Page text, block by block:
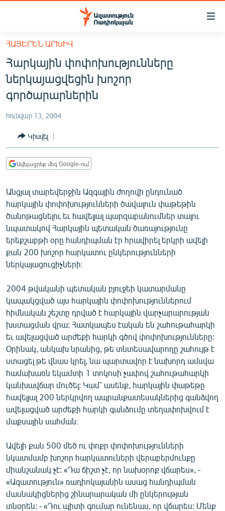
Մատչելիության
հիմնական
բովանդակությանը
Անցնել
հիմնական
մենյուին
ՀԱՅԱՍՏԱՆ
ՔԱՂԱՔԱԿԱՆ
ՀԱՍԱՐԱԿՈՒԹՅՈՒՆ
ՏՆՏԵՍՈՒԹՅՈՒՆ
ՊԱՏԵՐԱԶՄԻ 6 ՇԱԲԱԹՆԵՐԸ
ՏԱՐԱԾԱՇՐՋԱՆ
ՄԻՋԱԶԳԱՅԻՆ
ՄՇԱԿՈՒՅԹ
ՍՊՈՐՏ
ՄԵԿՆԱԲԱՆՈՒԹՅՈՒՆ
ՏՏ ԵՒ ԻՆՏԵՐՆԵՏ
ԿՈՐՈՆԱՎԻՐՈՒՍ
ԱՐԽԻՎ
ՏԵՍԱՆՅՈՒԹԵՐ
ԲԱՆԱՎԵՃ
ՁԳՏԵԼՈՎ ԼԱՎԱԳՈՒՅՆԻՆ
ՓՈԴՔԱՍԹ
Հայերեն
English
Русский
ՀԵՏԵՎԵՔ ՄԵԶ
ՀԱՅԵՐԵՆ ԱՐԽԻՎ
Հարկային փոփոխությունները
ներկայացվեցին խոշոր
գործարարներին
հունվար 13, 2004
Կիսվել
Ավելացրեք մեզ Google-ում
Անցյալ տարեվերջին Ազգային ժողովի ընդունած
հարկային փոփոխությունների ծավալուն փաթեթին
ծանոթացնելու եւ հավելյալ պարզաբանումներ տալու
նպատակով Հարկային պետական ծառայությունը
երեքշաբթի օրը հանդիպման էր հրավիրել երկրի ավելի
քան 200 խոշոր հարկատու ընկերությունների
ներկայացուցիչների։
2004 թվականի պետական բյուջեի կատարմանը
կապակցված այս հարկային փոփոխություններում
հիմնական շեշտը դրված է հարկային վարչարարության
խստացման վրա: Հատկապես էական են շահութահարկի
եւ ավելացված արժեքի հարկի գծով փոփոխությունները:
Օրինակ, անկախ նրանից, թե տնտեսավարողը շահույթ է
ստացել թե վնաս կրել, նա պարտավոր է նախորդ ամսվա
համախառն եկամտի 1 տոկոսի չափով շահութահարկի
կանխավճար մուծել: Կամ՝ ասենք, հարկային փաթեթը
հավելյալ 200 ներկրվող ապրանքատեսակներից գանձվող
ավելացված արժեքի հարկի գանձումը տեղափոխվում է
մաքսային սահման։
Ավելի քան 500 մեծ ու փոքր փոփոխությունների
նկատմամբ խոշոր հարկատուների վերաբերմունքը
միանշանակ չէ: «Դա ճիշտ չէ, որ նախօրոք վճարես», -
«Ազատություն» ռադիոկայանին ասաց հանդիպման
մասնակիցներից շինարարական մի ընկերության
տնօրեն: - «Դու պիտի գումար ունենաս, որ վճարես: Մենք